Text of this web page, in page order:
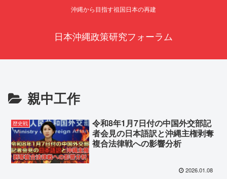
沖縄から目指す祖国日本の再建
日本沖縄政策研究フォーラム
親中工作
歴史戦
令和8年1月7日付の中国外交部記
者会見の日本語訳と沖縄主権剥奪
複合法律戦への影響分析
2026.01.08